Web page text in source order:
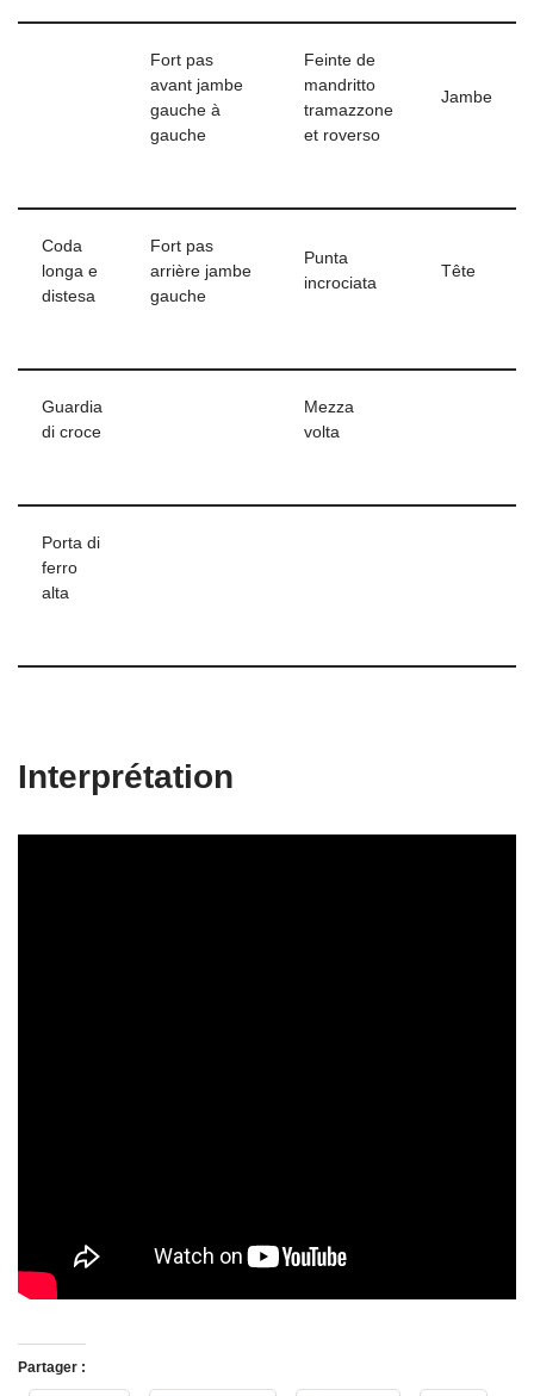
Fort pas
avant jambe
gauche à
gauche
Feinte de
mandritto
tramazzone
et roverso
Jambe
Coda
longa e
distesa
Fort pas
arrière jambe
gauche
Punta
incrociata
Tête
Guardia
di croce
Mezza
volta
Porta di
ferro
alta
Interprétation
Partager :